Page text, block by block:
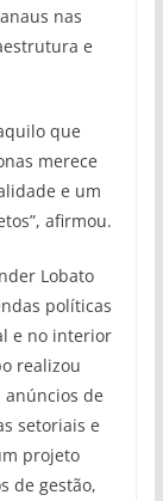
nas
e
que
merece
e um
afirmou.
Lobato
políticas
e no interior
realizou
de
setoriais e
projeto
de gestão,